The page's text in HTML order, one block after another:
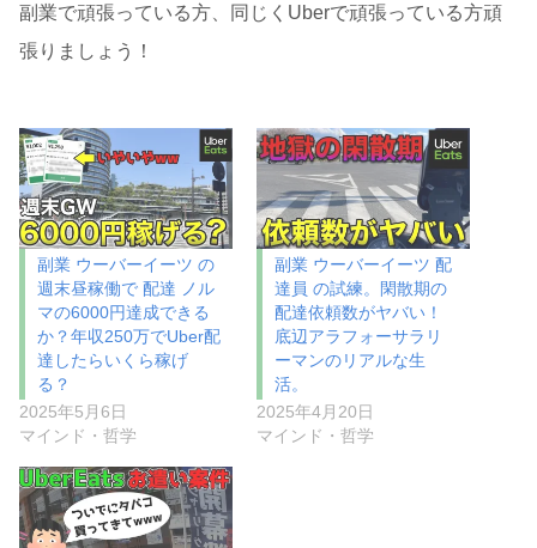
副業で頑張っている方、同じくUberで頑張っている方頑
張りましょう！
副業 ウーバーイーツ の
週末昼稼働で 配達 ノル
マの6000円達成できる
か？年収250万でUber配
達したらいくら稼げ
る？
2025年5月6日
マインド・哲学
副業 ウーバーイーツ 配
達員 の試練。閑散期の
配達依頼数がヤバい！
底辺アラフォーサラリ
ーマンのリアルな生
活。
2025年4月20日
マインド・哲学